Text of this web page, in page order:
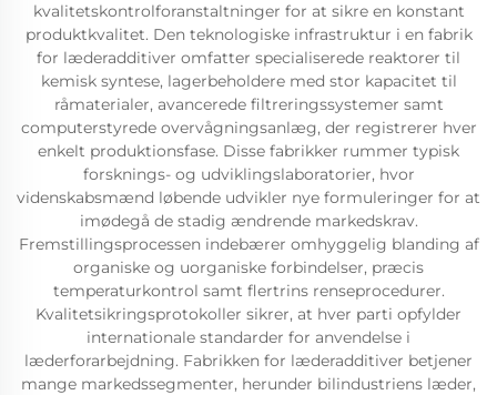
kvalitetskontrolforanstaltninger for at sikre en konstant
produktkvalitet. Den teknologiske infrastruktur i en fabrik
for læderadditiver omfatter specialiserede reaktorer til
kemisk syntese, lagerbeholdere med stor kapacitet til
råmaterialer, avancerede filtreringssystemer samt
computerstyrede overvågningsanlæg, der registrerer hver
enkelt produktionsfase. Disse fabrikker rummer typisk
forsknings- og udviklingslaboratorier, hvor
videnskabsmænd løbende udvikler nye formuleringer for at
imødegå de stadig ændrende markedskrav.
Fremstillingsprocessen indebærer omhyggelig blanding af
organiske og uorganiske forbindelser, præcis
temperaturkontrol samt flertrins renseprocedurer.
Kvalitetsikringsprotokoller sikrer, at hver parti opfylder
internationale standarder for anvendelse i
læderforarbejdning. Fabrikken for læderadditiver betjener
mange markedssegmenter, herunder bilindustriens læder,